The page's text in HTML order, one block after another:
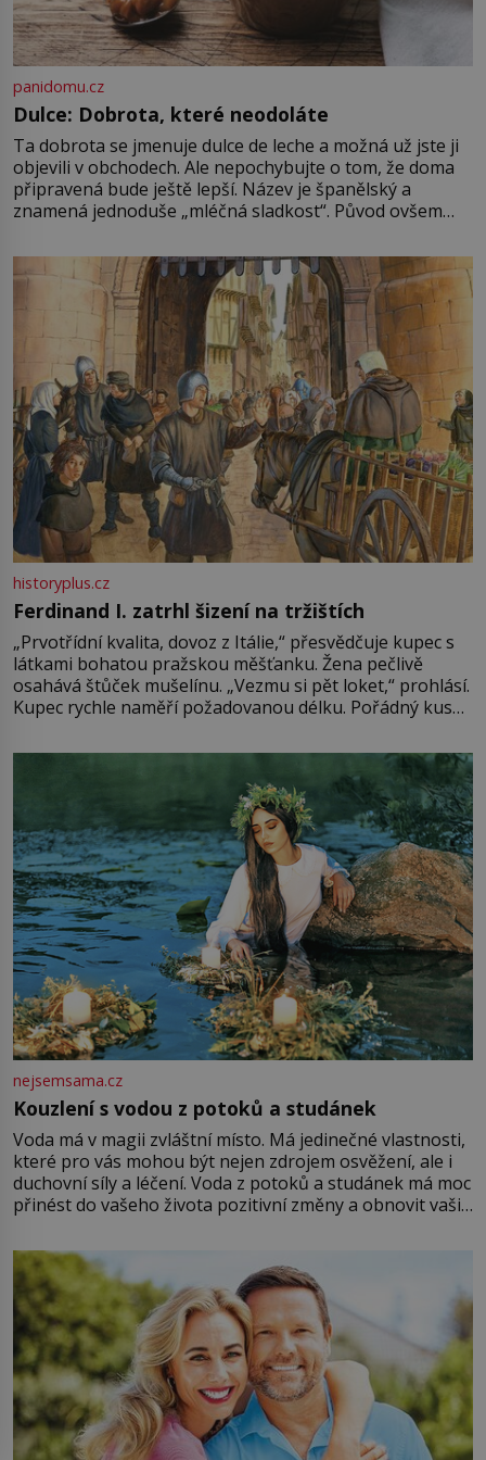
panidomu.cz
Dulce: Dobrota, které neodoláte
Ta dobrota se jmenuje dulce de leche a možná už jste ji
objevili v obchodech. Ale nepochybujte o tom, že doma
připravená bude ještě lepší. Název je španělský a
znamená jednoduše „mléčná sladkost“. Původ ovšem
pře hned několik latinskoamerických zemí a k tomu
Francie, kde se traduje,
historyplus.cz
Ferdinand I. zatrhl šizení na tržištích
„Prvotřídní kvalita, dovoz z Itálie,“ přesvědčuje kupec s
látkami bohatou pražskou měšťanku. Žena pečlivě
osahává štůček mušelínu. „Vezmu si pět loket,“ prohlásí.
Kupec rychle naměří požadovanou délku. Pořádný kus
milostpaní. Stačí jenom na sukni,“ zhodnotí švadlena
množství růžového mušelínu. „Ošidili vás, podívejte.“
Vezme do ruky dřevěnou
nejsemsama.cz
Kouzlení s vodou z potoků a studánek
Voda má v magii zvláštní místo. Má jedinečné vlastnosti,
které pro vás mohou být nejen zdrojem osvěžení, ale i
duchovní síly a léčení. Voda z potoků a studánek má moc
přinést do vašeho života pozitivní změny a obnovit vaši
můžete obohatit své rituály a přinést do svého života
větší harmonii a klid. Je důležité